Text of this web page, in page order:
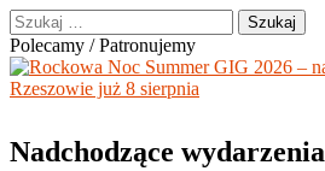
Szukaj:
Polecamy / Patronujemy
Nadchodzące wydarzenia